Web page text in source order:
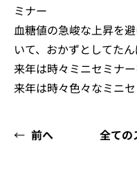
ミナー
血糖値の急峻な上昇を
いて、おかずとしてた
来年は時々ミニセミナー
来年は時々色々なミニ
← 前へ 全ての